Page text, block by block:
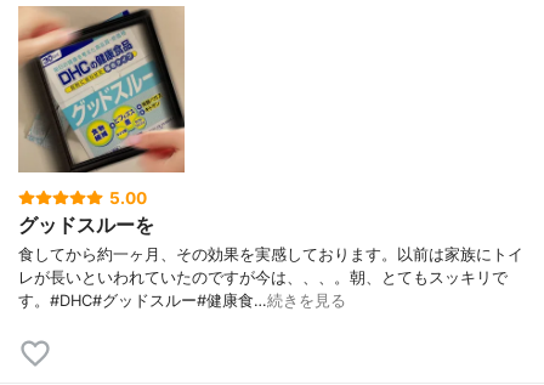
5.00
グッドスルーを
食してから約一ヶ月、その効果を実感しております。以前は家族にトイ
レが長いといわれていたのですが今は、、、。朝、とてもスッキリで
す。#DHC#グッドスルー#健康食…続きを見る